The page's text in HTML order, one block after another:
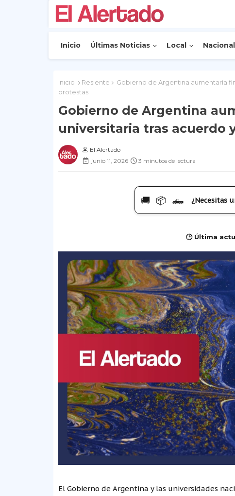
Inicio Últimas Noticias Local Nacional
Inicio Resiente
Gobierno de Argentina aumentaría
protestas
Gobierno de Argentina
universitaria tras acuerdo
El Alertado
junio 11, 2026
3 minutos de lectura
🚚 📦 🛻 ¿Necesitas
🕒 Última
El Gobierno de Argentina y las universidades